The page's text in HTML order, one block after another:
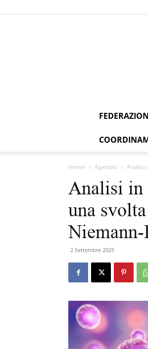
Home Agenbio Analisi
Analisi in
una
2 Settembre 2025